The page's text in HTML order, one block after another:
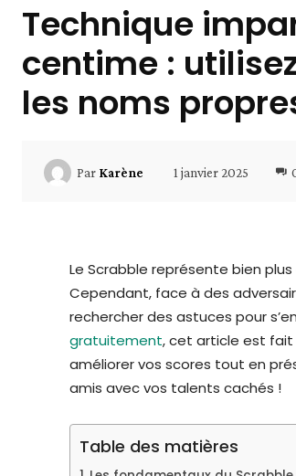
Technique
centime :
les noms
Par Karène 1 janvier 2025
Le Scrabble représente bien
Cependant, face à des
rechercher des astuces pour
gratuitement, cet article est fait
améliorer vos scores tout en
amis avec vos talents cachés !
Table des matières